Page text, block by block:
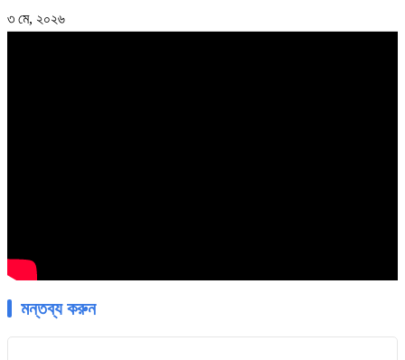
৩ মে, ২০২৬
" frameborder="0" allow="accelerometer; autoplay; encrypted-
media; gyroscope; picture-in-picture" allowfullscreen>
মন্তব্য করুন